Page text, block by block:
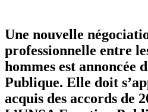
Une nouvelle
professionnelle entre
hommes est annoncée
Publique. Elle doit
acquis des accords de